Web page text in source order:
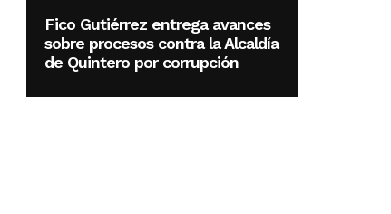
Fico Gutiérrez entrega avances
sobre procesos contra la Alcaldía
de Quintero por corrupción